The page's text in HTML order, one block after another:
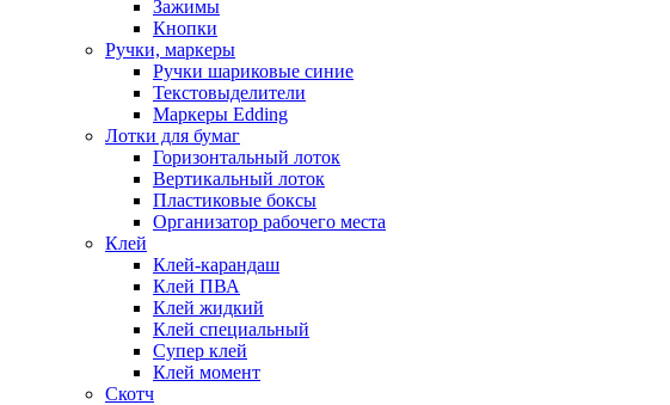
Зажимы
Кнопки
Ручки, маркеры
Ручки шариковые синие
Текстовыделители
Маркеры Edding
Лотки для бумаг
Горизонтальный лоток
Вертикальный лоток
Пластиковые боксы
Организатор рабочего места
Клей
Клей-карандаш
Клей ПВА
Клей жидкий
Клей специальный
Супер клей
Клей момент
Скотч